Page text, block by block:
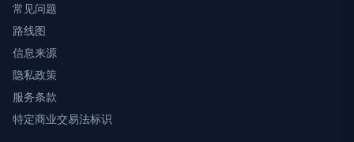
常见问题
路线图
信息来源
隐私政策
服务条款
特定商业交易法标识